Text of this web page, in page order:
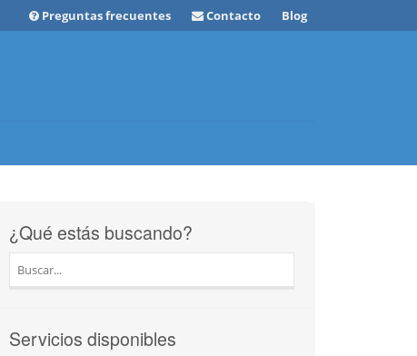
Preguntas frecuentes Contacto Blog
¿Qué estás buscando?
Servicios disponibles